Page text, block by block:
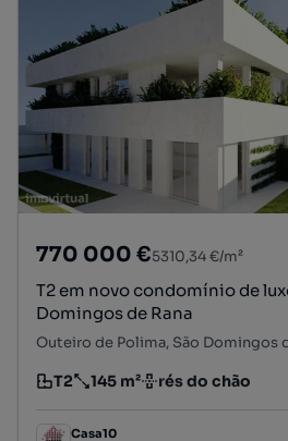
770 000 €5310,34 €/m²
T2 em novo condomínio de
Domingos de Rana
Outeiro de Polima, São Domingos
Tipologia
T2
Preço por metro quadrado
145 m²
Andar rés do chão
Casa10